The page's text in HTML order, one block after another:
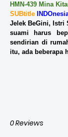
HMN-439 Mina
SUBtitle
Jelek BeGini, Istri
suami harus
sendirian di
itu, ada beberapa
0 Reviews